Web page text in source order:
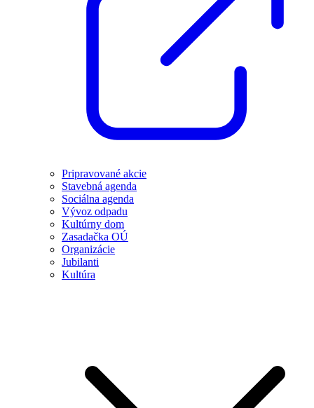
Pripravované akcie
Stavebná agenda
Sociálna agenda
Vývoz odpadu
Kultúrny dom
Zasadačka OÚ
Organizácie
Jubilanti
Kultúra